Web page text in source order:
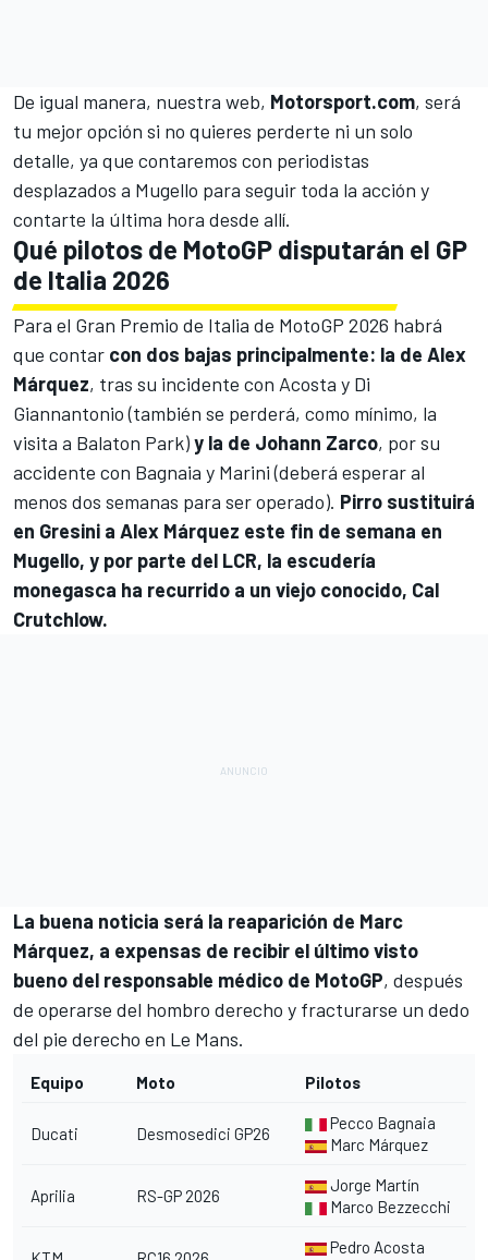
De igual manera, nuestra web, Motorsport.com, será
tu mejor opción si no quieres perderte ni un solo
detalle, ya que contaremos con periodistas
desplazados a Mugello para seguir toda la acción y
contarte la última hora desde allí.
Qué pilotos de MotoGP disputarán el GP
de Italia 2026
Para el Gran Premio de Italia de MotoGP 2026 habrá
que contar con dos bajas principalmente: la de Alex
Márquez, tras su incidente con Acosta y Di
Giannantonio (también se perderá, como mínimo, la
visita a Balaton Park)y la de Johann Zarco, por su
accidente con Bagnaia y Marini (deberá esperar al
menos dos semanas para ser operado). Pirro sustituirá
en Gresini a Alex Márquez este fin de semana en
Mugello, y por parte del LCR, la escudería
monegasca ha recurrido a un viejo conocido, Cal
Crutchlow.
La buena noticia será la reaparición de Marc
Márquez, a expensas de recibir el último visto
bueno del responsable médico de MotoGP, después
de operarse del hombro derecho y fracturarse un dedo
del pie derecho en Le Mans.
Equipo Moto Pilotos
Ducati Desmosedici GP26
Pecco Bagnaia
Marc Márquez
Aprilia RS-GP 2026
Jorge Martín
Marco Bezzecchi
Pedro Acosta